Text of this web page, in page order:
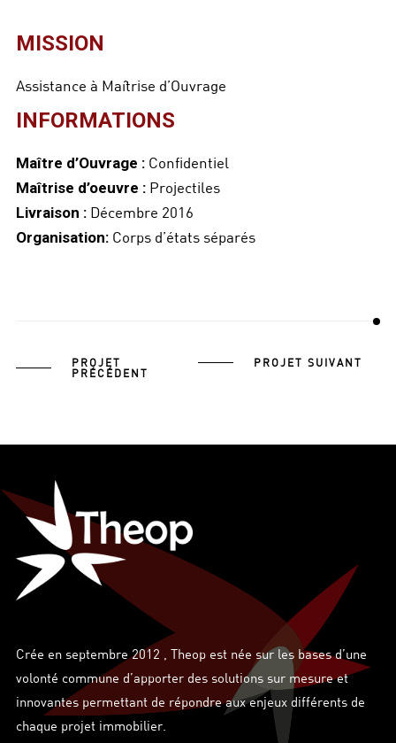
MISSION
Assistance à Maîtrise d’Ouvrage
INFORMATIONS
Maître d’Ouvrage :Confidentiel
Maîtrise d’oeuvre :Projectiles
Livraison :Décembre 2016
Organisation: Corps d’états séparés
PROJET
PRÉCÉDENT
PROJET SUIVANT
Crée en septembre 2012 , Theop est née sur les bases d’une
volonté commune d’apporter des solutions sur mesure et
innovantes permettant de répondre aux enjeux différents de
chaque projet immobilier.